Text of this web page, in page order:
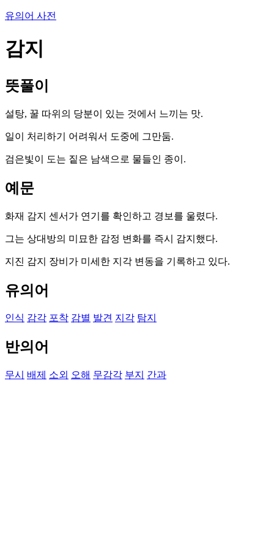
유의어 사전
감지
뜻풀이
설탕, 꿀 따위의 당분이 있는 것에서 느끼는 맛.
일이 처리하기 어려워서 도중에 그만둠.
검은빛이 도는 짙은 남색으로 물들인 종이.
예문
화재 감지 센서가 연기를 확인하고 경보를 울렸다.
그는 상대방의 미묘한 감정 변화를 즉시 감지했다.
지진 감지 장비가 미세한 지각 변동을 기록하고 있다.
유의어
인식 감각 포착 감별 발견 지각 탐지
반의어
무시 배제 소외 오해 무감각 부지 간과